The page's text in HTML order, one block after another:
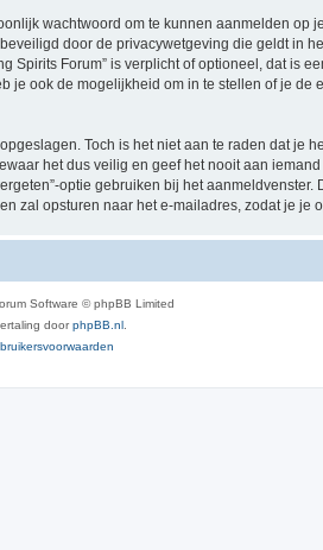
wachtwoord om te kunnen aanmelden op
door de privacywetgeving die geldt in
Forum” is verplicht of optioneel, dat is
ook de mogelijkheid om in te stellen of je de
Toch is het niet aan te raden dat je
het dus veilig en geef het nooit aan
optie gebruiken bij het
zal opsturen naar het e-mailadres, zodat je je
Software © phpBB Limited
doorphpBB.nl